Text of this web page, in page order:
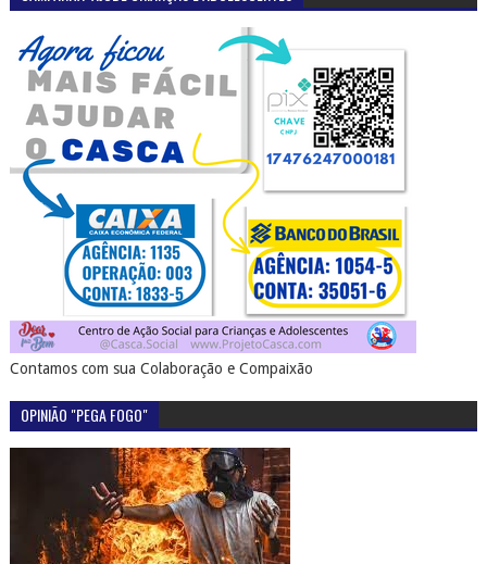
Contamos com sua Colaboração e Compaixão
OPINIÃO "PEGA FOGO"